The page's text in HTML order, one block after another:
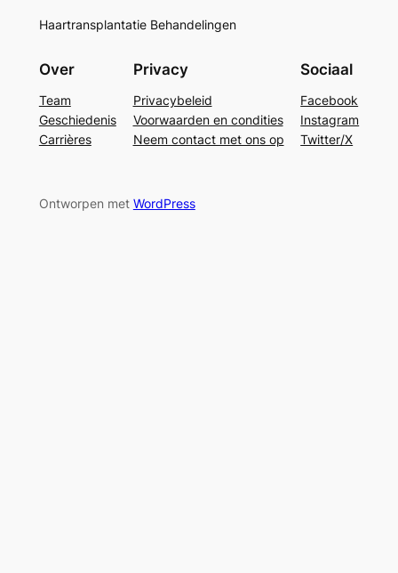
Haartransplantatie Behandelingen
Over
Team
Geschiedenis
Carrières
Privacy
Privacybeleid
Voorwaarden en condities
Neem contact met ons op
Sociaal
Facebook
Instagram
Twitter/X
Ontworpen met WordPress